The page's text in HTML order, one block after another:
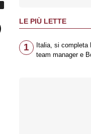
LE PIÙ LETTE
1
Italia, si
team manager e